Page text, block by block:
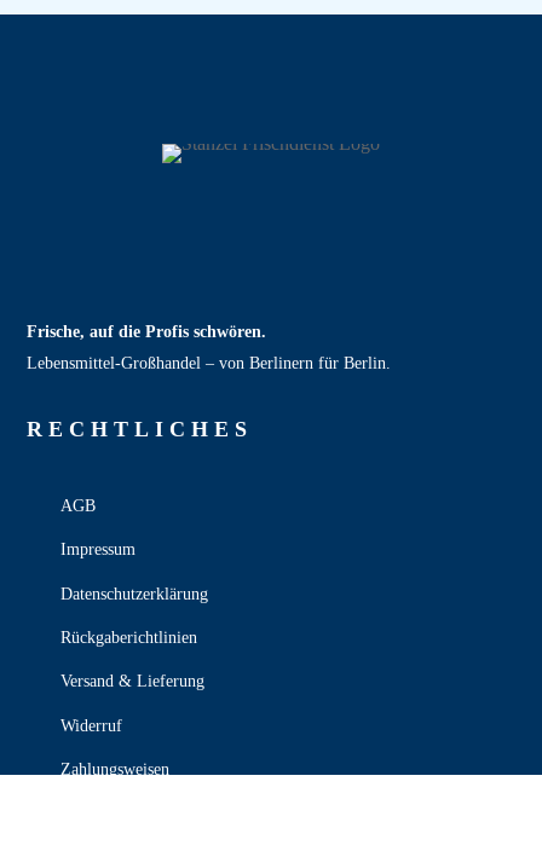
Frische, auf die Profis schwören.
Lebensmittel‑Großhandel – von Berlinern für Berlin.
RECHT­LICHES
AGB
Impressum
Datenschutzerklärung
Rückgaberichtlinien
Versand & Lieferung
Widerruf
Zahlungsweisen